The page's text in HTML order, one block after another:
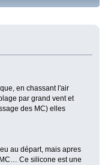
en chassant l'air
par grand vent et
des MC) elles
au départ, mais apres
Ce silicone est une